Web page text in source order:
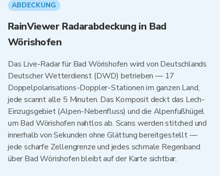
ABDECKUNG
RainViewer Radarabdeckung in Bad
Wörishofen
Das Live-Radar für Bad Wörishofen wird von Deutschlands
Deutscher Wetterdienst (DWD) betrieben — 17
Doppelpolarisations-Doppler-Stationen im ganzen Land,
jede scannt alle 5 Minuten. Das Komposit deckt das Lech-
Einzugsgebiet (Alpen-Nebenfluss) und die Alpenfußhügel
um Bad Wörishofen nahtlos ab. Scans werden stitched und
innerhalb von Sekunden ohne Glättung bereitgestellt —
jede scharfe Zellengrenze und jedes schmale Regenband
über Bad Wörishofen bleibt auf der Karte sichtbar.